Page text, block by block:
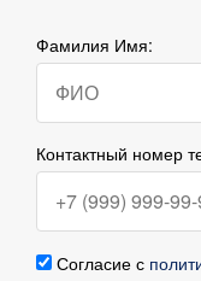
Фамилия Имя:
Контактный номер
Согласие с